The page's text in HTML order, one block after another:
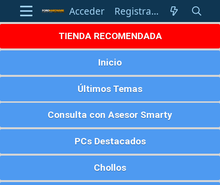
Acceder Registrarse
TIENDA RECOMENDADA
Inicio
Últimos Temas
Consulta con Asesor Smarty
PCs Destacados
Chollos